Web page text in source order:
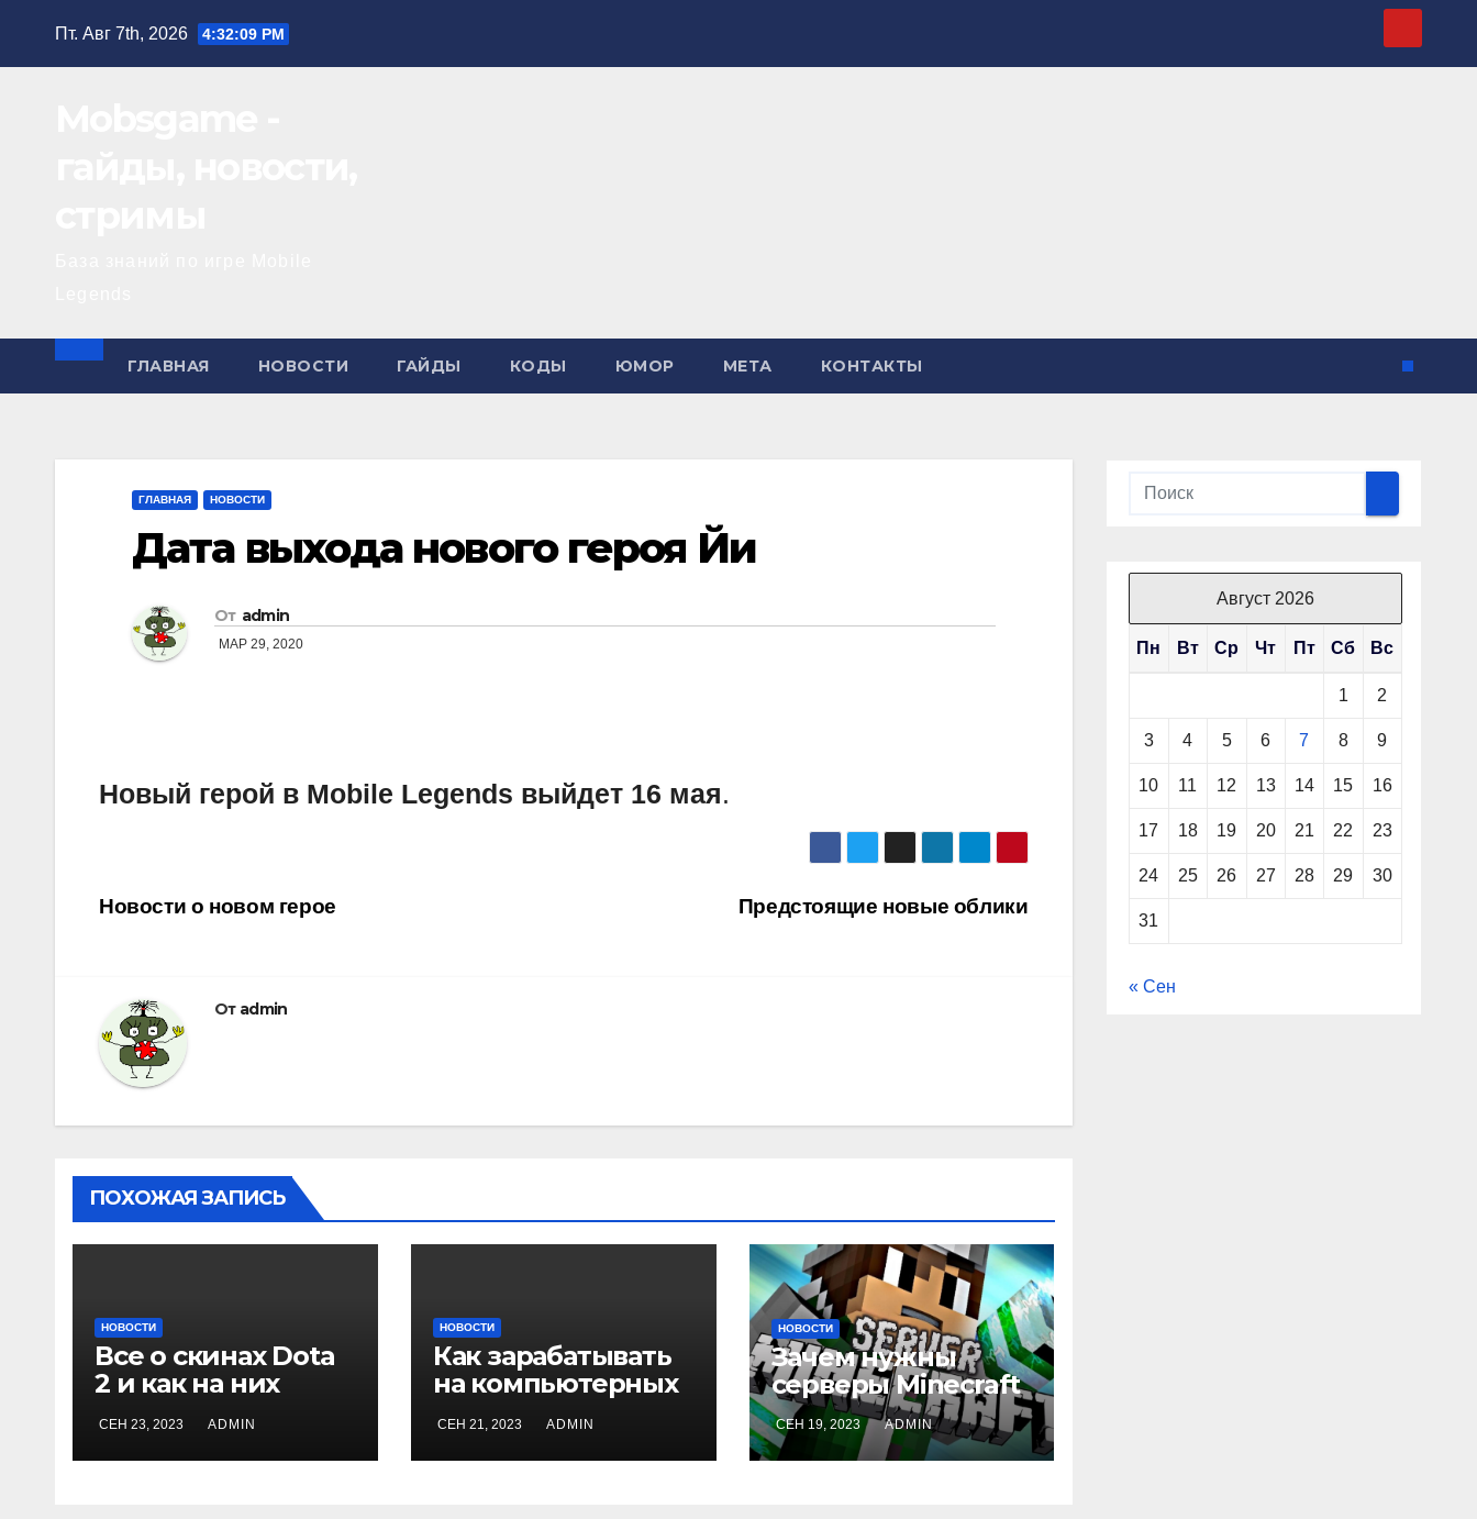
Пт. Авг 7th, 2026 4:32:09 PM
ГЛАВНАЯ НОВОСТИ ГАЙДЫ КОДЫ ЮМОР МЕТА КОНТАКТЫ
ГЛАВНАЯ НОВОСТИ
Дата выхода нового героя Йи
От admin
МАР 29, 2020
Новый герой в Mobile Legends выйдет 16 мая.
Навигация
записям
Предстоящие новые облики
Новости о новом герое
От admin
ПОХОЖАЯ ЗАПИСЬ
НОВОСТИ
Все о скинах Dota
2 и как на них
заработать
СЕН 23, 2023 ADMIN
НОВОСТИ
Как зарабатывать
на компьютерных
играх
СЕН 21, 2023 ADMIN
НОВОСТИ
Зачем нужны
серверы Minecraft
СЕН 19, 2023 ADMIN
Август 2026
Пн Вт Ср Чт Пт Сб Вс
1 2
3 4 5 6 7 8 9
10 11 12 13 14 15 16
17 18 19 20 21 22 23
24 25 26 27 28 29 30
31
« Сен